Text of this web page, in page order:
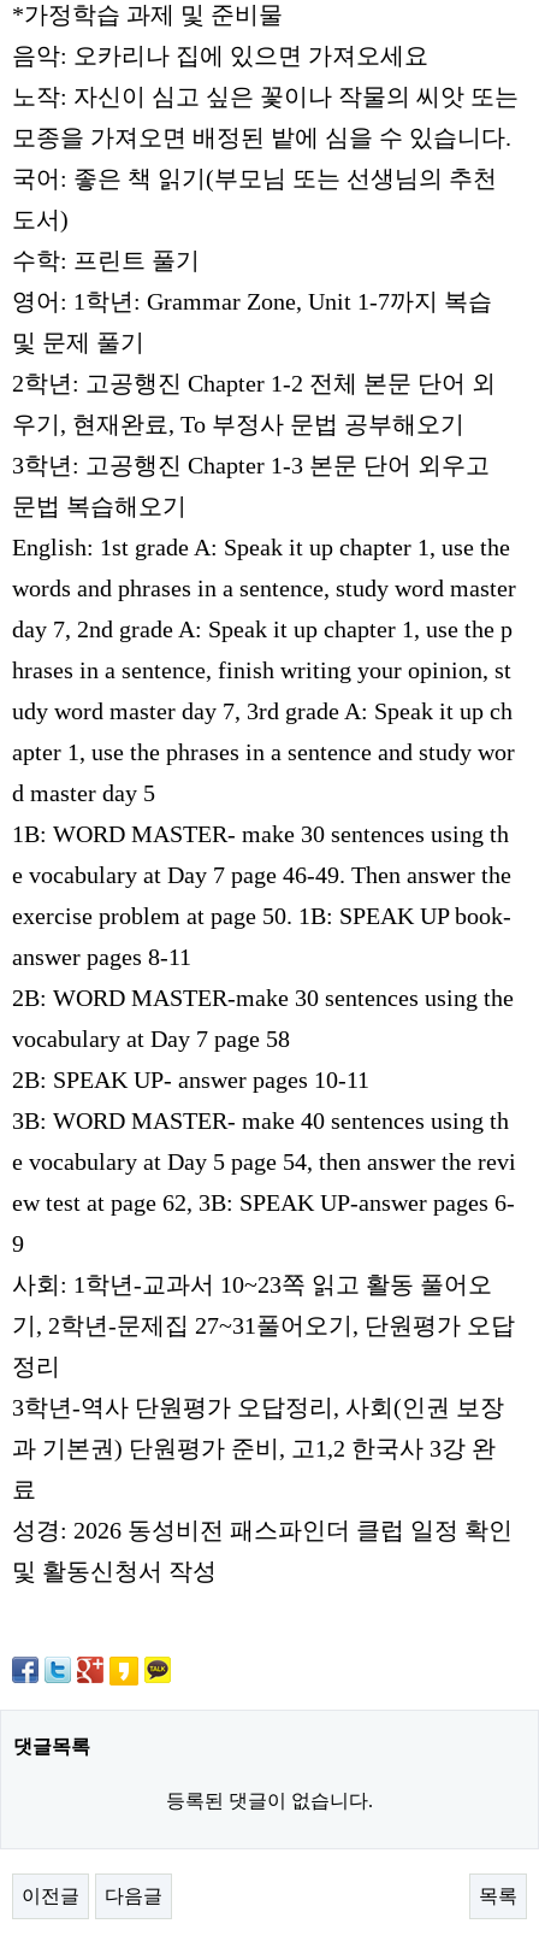
*가정학습 과제 및 준비물
음악: 오카리나 집에 있으면 가져오세요
노작: 자신이 심고 싶은 꽃이나 작물의 씨앗 또는
모종을 가져오면 배정된 밭에 심을 수 있습니다.
국어 : 좋은 책 읽기 (부모님 또는 선생님의 추천
도서)
수학: 프린트 풀기
영어 : 1학년: Grammar Zone, Unit 1-7까지 복습
및 문제 풀기
2학년: 고공행진 Chapter 1-2 전체 본문 단어 외
우기 , 현재완료, To 부정사 문법 공부해오기
3학년: 고공행진 Chapter 1-3 본문 단어 외우고
문법 복습해오기
English: 1st grade A: Speak it up chapter 1, use the
words and phrases in a sentence, study word master
day 7, 2nd grade A: Speak it up chapter 1, use the p
hrases in a sentence, finish writing your opinion, st
udy word master day 7, 3rd grade A: Speak it up ch
apter 1, use the phrases in a sentence and study wor
d master day 5
1B: WORD MASTER- make 30 sentences using th
e vocabulary at Day 7 page 46-49. Then answer the
exercise problem at page 50. 1B: SPEAK UP book-
answer pages 8-11
2B: WORD MASTER-make 30 sentences using the
vocabulary at Day 7 page 58
2B: SPEAK UP- answer pages 10-11
3B: WORD MASTER- make 40 sentences using th
e vocabulary at Day 5 page 54, then answer the revi
ew test at page 62, 3B: SPEAK UP-answer pages 6-
9
사회 : 1학년-교과서 10~23쪽 읽고 활동 풀어오
기 , 2학년-문제집 27~31풀어오기 , 단원평가 오답
정리
3학년-역사 단원평가 오답정리 , 사회 (인권 보장
과 기본권) 단원평가 준비 , 고1,2 한국사 3강 완
료
성경: 2026 동성비전 패스파인더 클럽 일정 확인
및 활동신청서 작성
댓글목록
등록된 댓글이 없습니다.
이전글 다음글 목록